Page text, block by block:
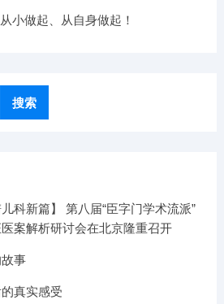
小做起、从自身做起！
搜索
科新篇】 第八届“臣字门学术流派”
案解析研讨会在北京隆重召开
事
真实感受